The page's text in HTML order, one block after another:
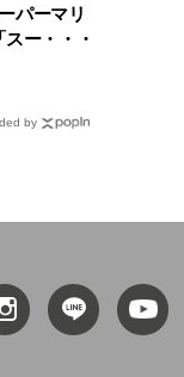
パーマリ
ー・・・
by